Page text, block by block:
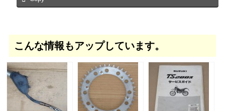
こんな情報もアップしています。